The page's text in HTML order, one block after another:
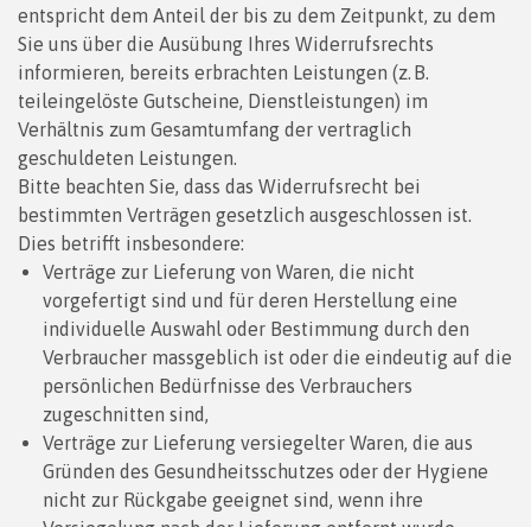
entspricht dem Anteil der bis zu dem Zeitpunkt, zu dem
Sie uns über die Ausübung Ihres Widerrufsrechts
informieren, bereits erbrachten Leistungen (z. B.
teileingelöste Gutscheine, Dienstleistungen) im
Verhältnis zum Gesamtumfang der vertraglich
geschuldeten Leistungen.
Bitte beachten Sie, dass das Widerrufsrecht bei
bestimmten Verträgen gesetzlich ausgeschlossen ist.
Dies betrifft insbesondere:
Verträge zur Lieferung von Waren, die nicht
vorgefertigt sind und für deren Herstellung eine
individuelle Auswahl oder Bestimmung durch den
Verbraucher massgeblich ist oder die eindeutig auf die
persönlichen Bedürfnisse des Verbrauchers
zugeschnitten sind,
Verträge zur Lieferung versiegelter Waren, die aus
Gründen des Gesundheitsschutzes oder der Hygiene
nicht zur Rückgabe geeignet sind, wenn ihre